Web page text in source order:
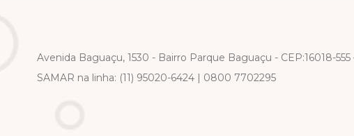
Avenida Baguaçu, 1530 - Bairro Parque Baguaçu - CEP:16018-555
SAMAR na linha: (11) 95020-6424 | 0800 7702295